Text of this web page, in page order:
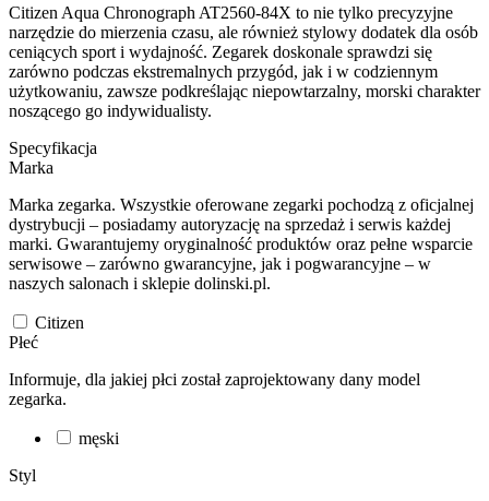
Citizen Aqua Chronograph AT2560-84X to nie tylko precyzyjne
narzędzie do mierzenia czasu, ale również stylowy dodatek dla osób
ceniących sport i wydajność. Zegarek doskonale sprawdzi się
zarówno podczas ekstremalnych przygód, jak i w codziennym
użytkowaniu, zawsze podkreślając niepowtarzalny, morski charakter
noszącego go indywidualisty.
Specyfikacja
Marka
Marka zegarka. Wszystkie oferowane zegarki pochodzą z oficjalnej
dystrybucji – posiadamy autoryzację na sprzedaż i serwis każdej
marki. Gwarantujemy oryginalność produktów oraz pełne wsparcie
serwisowe – zarówno gwarancyjne, jak i pogwarancyjne – w
naszych salonach i sklepie dolinski.pl.
Citizen
Płeć
Informuje, dla jakiej płci został zaprojektowany dany model
zegarka.
męski
Styl